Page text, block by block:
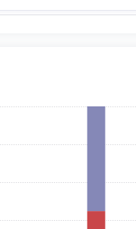
学历：硕士 任